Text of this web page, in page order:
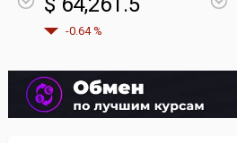
-0.64 %